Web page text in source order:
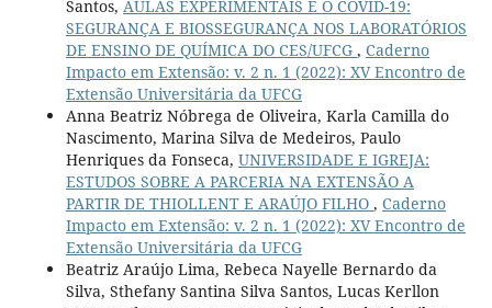
Santos, AULAS EXPERIMENTAIS E O COVID-19:
SEGURANÇA E BIOSSEGURANÇA NOS LABORATÓRIOS
DE ENSINO DE QUÍMICA DO CES/UFCG , Caderno
Impacto em Extensão: v. 2 n. 1 (2022): XV Encontro de
Extensão Universitária da UFCG
Anna Beatriz Nóbrega de Oliveira, Karla Camilla do
Nascimento, Marina Silva de Medeiros, Paulo
Henriques da Fonseca, UNIVERSIDADE E IGREJA:
ESTUDOS SOBRE A PARCERIA NA EXTENSÃO A
PARTIR DE THIOLLENT E ARAÚJO FILHO , Caderno
Impacto em Extensão: v. 2 n. 1 (2022): XV Encontro de
Extensão Universitária da UFCG
Beatriz Araújo Lima, Rebeca Nayelle Bernardo da
Silva, Sthefany Santina Silva Santos, Lucas Kerllon